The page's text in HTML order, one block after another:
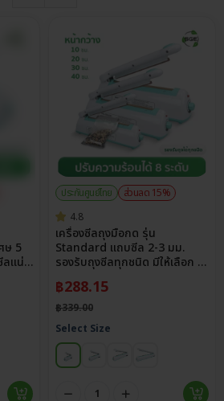
ษ 5
แน่น
ประกันศูนย์ไทย
ส่วนลด 15%
4.8
เครื่องซีลถุงมือกด รุ่น
Standard แถบซีล 2-3 มม.
รองรับถุงซีลทุกชนิด มีให้เลือก 4
฿288.15
฿339.00
Select Size